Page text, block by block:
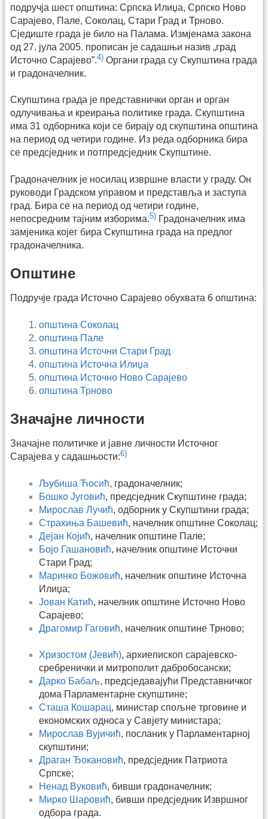
подручја шест општина: Српска Илиџа, Српско Ново
Сарајево, Пале, Соколац, Стари Град и Трново.
Сједиште града је било на Палама. Измјенама закона
од 27. јула 2005. прописан је садашњи назив „град
Источно Сарајево”.4) Органи града су Скупштина града
и градоначелник.
Скупштина града је представнички орган и орган
одлучивања и креирања политике града. Скупштина
има 31 одборника који се бирају од скупштина општина
на период од четири године. Из реда одборника бира
се предсједник и потпредсједник Скупштине.
Градоначелник је носилац извршне власти у граду. Он
руководи Градском управом и представља и заступа
град. Бира се на период од четири године,
непосредним тајним изборима.5) Градоначелник има
замјеника којег бира Скупштина града на предлог
градоначелника.
Општине
Подручје града Источно Сарајево обухвата 6 општина:
општина Соколац
општина Пале
општина Источни Стари Град
општина Источна Илиџа
општина Источно Ново Сарајево
општина Трново
Значајне личности
Значајне политичке и јавне личности Источног
Сарајева у садашњости:6)
Љубиша Ћосић, градоначелник;
Бошко Југовић, предсједник Скупштине града;
Мирослав Лучић, одборник у Скупштини града;
Страхиња Башевић, начелник општине Соколац;
Дејан Којић, начелник општине Пале;
Бојо Гашановић, начелник општине Источни
Стари Град;
Маринко Божовић, начелник општине Источна
Илиџа;
Јован Катић, начелник општине Источно Ново
Сарајево;
Драгомир Гаговић, начелник општине Трново;
Хризостом (Јевић), архиепископ сарајевско-
сребренички и митрополит дабробосански;
Дарко Бабаљ, предсједавајући Представничког
дома Парламентарне скупштине;
Сташа Кошарац, министар спољне трговине и
економских односа у Савјету министара;
Мирослав Вујичић, посланик у Парламентарној
скупштини;
Драган Ђокановић, предсједник Патриота
Српске;
Ненад Вуковић, бивши градоначелник;
Мирко Шаровић, бивши предсједник Извршног
одбора града.